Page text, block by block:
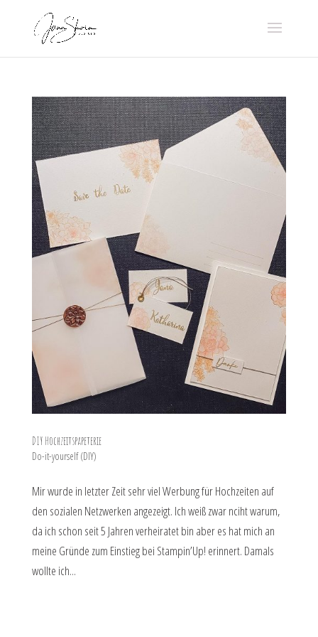
DIY Hochzeitspapeterie
Do-it-yourself (DIY)
Mir wurde in letzter Zeit sehr viel Werbung für Hochzeiten auf
den sozialen Netzwerken angezeigt. Ich weiß zwar nciht warum,
da ich schon seit 5 Jahren verheiratet bin aber es hat mich an
meine Gründe zum Einstieg bei Stampin’Up! erinnert. Damals
wollte ich...